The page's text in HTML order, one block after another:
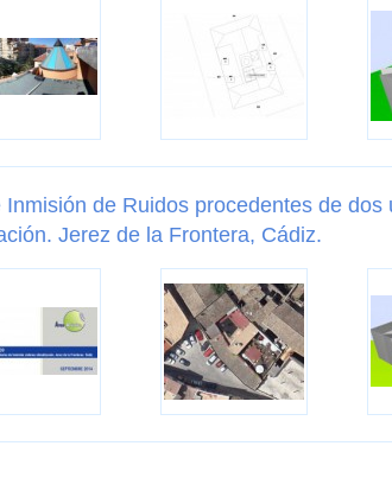
Inmisión de Ruidos procedentes de dos
Jerez de la Frontera, Cádiz.